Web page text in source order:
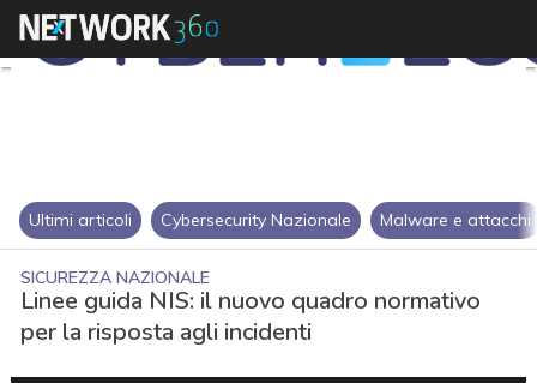
Ultimi articoli Cybersecurity Nazionale Malware e attacchi
SICUREZZA NAZIONALE
Linee guida NIS: il nuovo quadro normativo
per la risposta agli incidenti